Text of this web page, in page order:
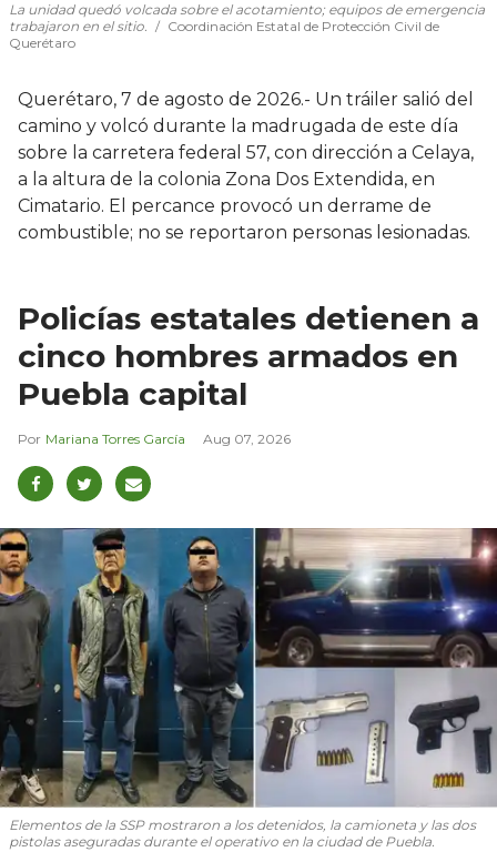
La unidad quedó volcada sobre el acotamiento; equipos de emergencia
trabajaron en el sitio.
Coordinación Estatal de Protección Civil de
Querétaro
Querétaro, 7 de agosto de 2026.- Un tráiler salió del
camino y volcó durante la madrugada de este día
sobre la carretera federal 57, con dirección a Celaya,
a la altura de la colonia Zona Dos Extendida, en
Cimatario. El percance provocó un derrame de
combustible; no se reportaron personas lesionadas.
Policías estatales detienen a
cinco hombres armados en
Puebla capital
Mariana Torres García Aug 07, 2026
Elementos de la SSP mostraron a los detenidos, la camioneta y las dos
pistolas aseguradas durante el operativo en la ciudad de Puebla.